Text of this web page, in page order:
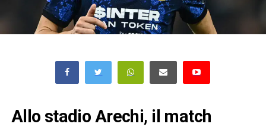
Allo stadio Arechi, il match